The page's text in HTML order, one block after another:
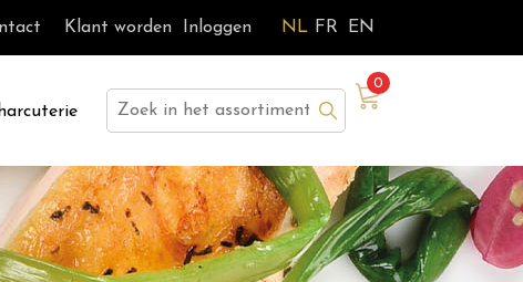
Klant worden Inloggen NL FR EN
Zoek
0